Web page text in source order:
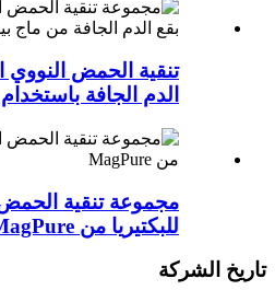
تنقية الحمض النووي
الدم الجافة باستخدام MagPure...
مجموعة تنقية
للبكتيريا من MagPure
تاريخ الشركة